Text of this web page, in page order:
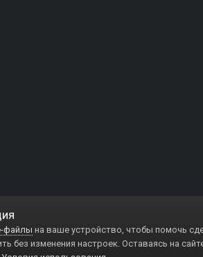
файлы на ваше устройство, чтобы помочь
без изменения настроек. Оставаясь на